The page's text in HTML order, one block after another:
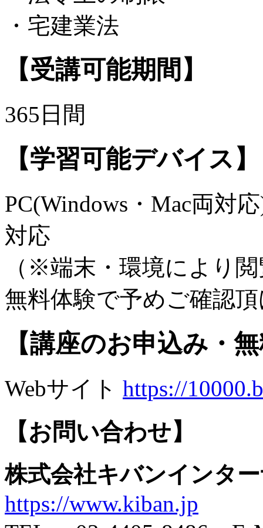
・宅建業法
【受講可能期間】
365日間
【学習可能デバイス】
PC(Windows・Mac両対
対応
（※端末・環境により
無料体験で予めご確認
【講座のお申込み・
Webサイト https://
【お問い合わせ】
株式会社キバンインタ
https://www.kiban.jp